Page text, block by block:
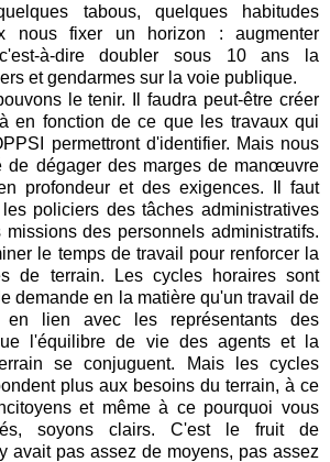
tabous, quelques habitudes
nous fixer un horizon : augmenter
c'est-à-dire doubler sous 10 ans la
et gendarmes sur la voie publique.
le tenir. Il faudra peut-être créer
en fonction de ce que les travaux qui
permettront d'identifier. Mais nous
de dégager des marges de manœuvre
profondeur et des exigences. Il faut
policiers des tâches administratives
des personnels administratifs.
le temps de travail pour renforcer la
de terrain. Les cycles horaires sont
demande en la matière qu'un travail de
lien avec les représentants des
l'équilibre de vie des agents et la
se conjuguent. Mais les cycles
plus aux besoins du terrain, à ce
et même à ce pourquoi vous
soyons clairs. C'est le fruit de
avait pas assez de moyens, pas assez